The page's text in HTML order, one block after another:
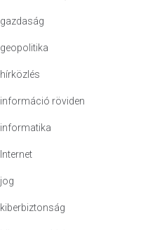
gazdaság
geopolitika
hírközlés
információ röviden
informatika
Internet
jog
kiberbiztonság